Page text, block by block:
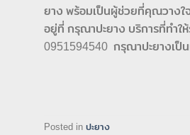
ยาง พร้อมเป็นผู้ช่วยที่คุณวางใจ
อยู่ที่ กรุณาปะยาง บริการที่ทำใ
0951594540 กรุณาปะยางเป็
Posted in ปะยาง